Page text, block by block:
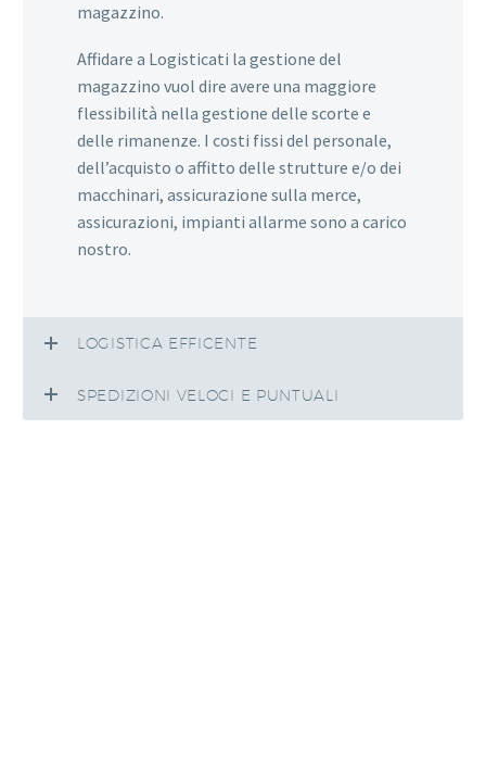
magazzino.
Affidare a Logisticati la gestione del
magazzino vuol dire avere una maggiore
flessibilità nella gestione delle scorte e
delle rimanenze. I costi fissi del personale,
dell’acquisto o affitto delle strutture e/o dei
macchinari, assicurazione sulla merce,
assicurazioni, impianti allarme sono a carico
nostro.
LOGISTICA EFFICENTE
SPEDIZIONI VELOCI E PUNTUALI